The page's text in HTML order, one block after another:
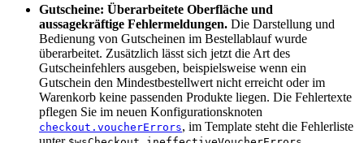
Gutscheine: Überarbeitete Oberfläche und
aussagekräftige Fehlermeldungen. Die Darstellung und
Bedienung von Gutscheinen im Bestellablauf wurde
überarbeitet. Zusätzlich lässt sich jetzt die Art des
Gutscheinfehlers ausgeben, beispielsweise wenn ein
Gutschein den Mindestbestellwert nicht erreicht oder im
Warenkorb keine passenden Produkte liegen. Die Fehlertexte
pflegen Sie im neuen Konfigurationsknoten
checkout.voucherErrors, im Template steht die Fehlerliste